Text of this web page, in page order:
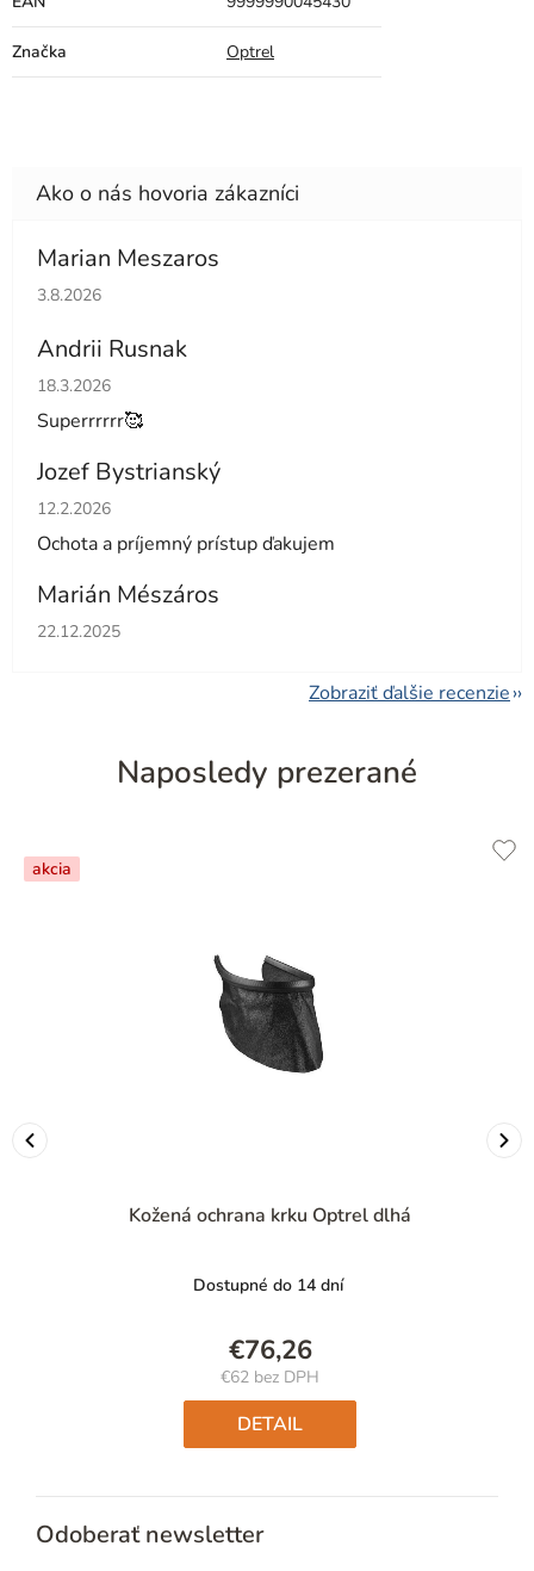
Značka Optrel
Marian Meszaros
Hodnotenie obchodu je 5 z 5 hviezdičiek.
3.8.2026
Andrii Rusnak
Hodnotenie obchodu je 5 z 5 hviezdičiek.
18.3.2026
Superrrrrr🥰
Jozef Bystrianský
Hodnotenie obchodu je 5 z 5 hviezdičiek.
12.2.2026
Ochota a príjemný prístup ďakujem
Marián Mészáros
Hodnotenie obchodu je 5 z 5 hviezdičiek.
22.12.2025
Zobraziť ďalšie recenzie
Naposledy prezerané
akcia
Kožená ochrana krku Optrel dlhá
Dostupné do 14 dní
€76,26
€62 bez DPH
Jednotková
cena:
DETAIL
Odoberať newsletter